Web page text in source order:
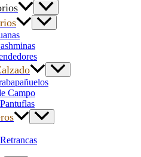
Campo